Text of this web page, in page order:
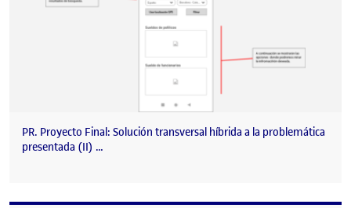
PR. Proyecto Final: Solución transversal híbrida a la problemática
presentada (II) …